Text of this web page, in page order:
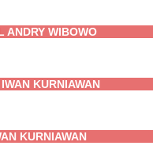
ANDRY WIBOWO
KURNIAWAN
KURNIAWAN